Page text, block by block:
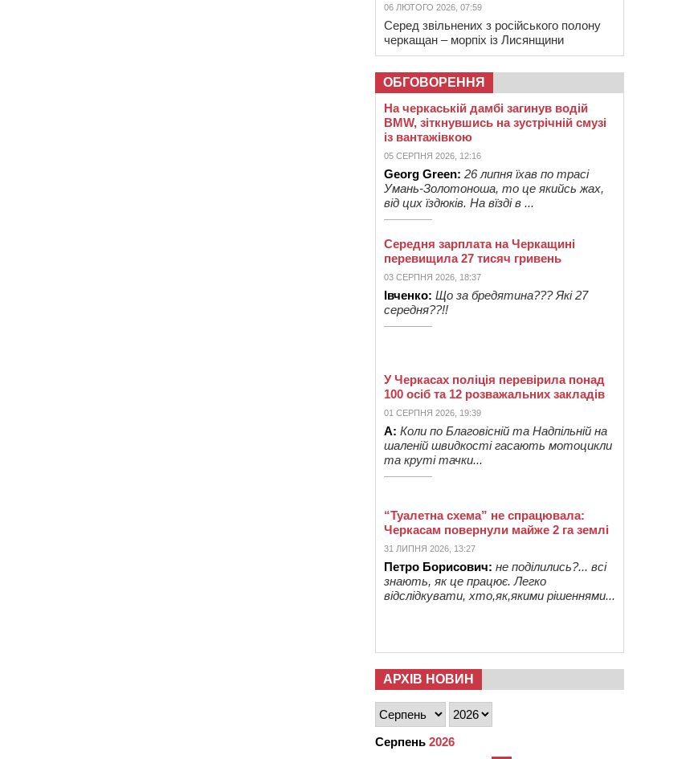
06 ЛЮТОГО 2026, 07:59
Серед звільнених з російського полону
черкащан – морпіх із Лисянщини
ОБГОВОРЕННЯ
На черкаській дамбі загинув водій
BMW, зіткнувшись на зустрічній смузі
із вантажівкою
05 СЕРПНЯ 2026, 12:16
Georg Green: 26 липня їхав по трасі
Умань-Золотоноша, то це якийсь жах,
від цих їздюків. На вїзді в ...
Середня зарплата на Черкащині
перевищила 27 тисяч гривень
03 СЕРПНЯ 2026, 18:37
Івченко: Що за бредятина??? Які 27
середня??!!
У Черкасах поліція перевірила понад
100 осіб та 12 розважальних закладів
01 СЕРПНЯ 2026, 19:39
А: Коли по Благовісній та Надпільній на
шаленій швидкості гасають мотоцикли
та круті тачки...
“Туалетна схема” не спрацювала:
Черкасам повернули майже 2 га землі
31 ЛИПНЯ 2026, 13:27
Петро Борисович: не поділились?... всі
знають, як це працює. Легко
відслідкувати, хто,як,якими рішеннями...
АРХІВ НОВИН
Серпень 2026